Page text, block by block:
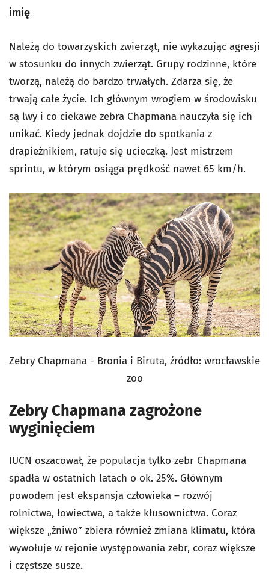
imię
Należą do towarzyskich zwierząt, nie wykazując agresji
w stosunku do innych zwierząt. Grupy rodzinne, które
tworzą, należą do bardzo trwałych. Zdarza się, że
trwają całe życie. Ich głównym wrogiem w środowisku
są lwy i co ciekawe zebra Chapmana nauczyła się ich
unikać. Kiedy jednak dojdzie do spotkania z
drapieżnikiem, ratuje się ucieczką. Jest mistrzem
sprintu, w którym osiąga prędkość nawet 65 km/h.
Zebry Chapmana - Bronia i Biruta, źródło: wrocławskie
zoo
Zebry Chapmana zagrożone
wyginięciem
IUCN oszacował, że populacja tylko zebr Chapmana
spadła w ostatnich latach o ok. 25%. Głównym
powodem jest ekspansja człowieka – rozwój
rolnictwa, łowiectwa, a także kłusownictwa. Coraz
większe „żniwo” zbiera również zmiana klimatu, która
wywołuje w rejonie występowania zebr, coraz większe
i częstsze susze.